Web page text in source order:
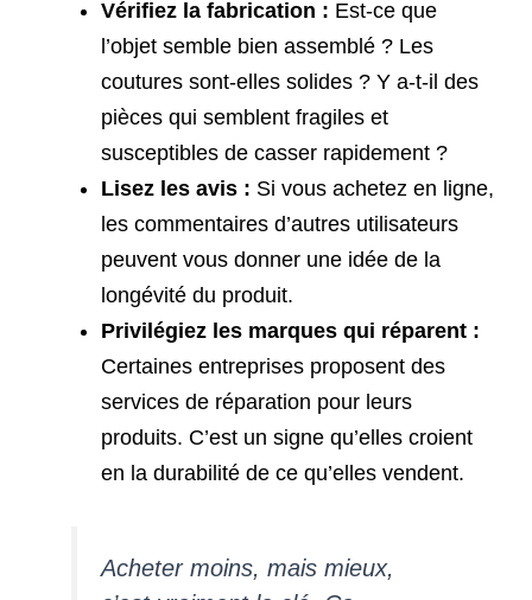
Vérifiez la fabrication : Est-ce que
l’objet semble bien assemblé ? Les
coutures sont-elles solides ? Y a-t-il des
pièces qui semblent fragiles et
susceptibles de casser rapidement ?
Lisez les avis : Si vous achetez en ligne,
les commentaires d’autres utilisateurs
peuvent vous donner une idée de la
longévité du produit.
Privilégiez les marques qui réparent :
Certaines entreprises proposent des
services de réparation pour leurs
produits. C’est un signe qu’elles croient
en la durabilité de ce qu’elles vendent.
Acheter moins, mais mieux,